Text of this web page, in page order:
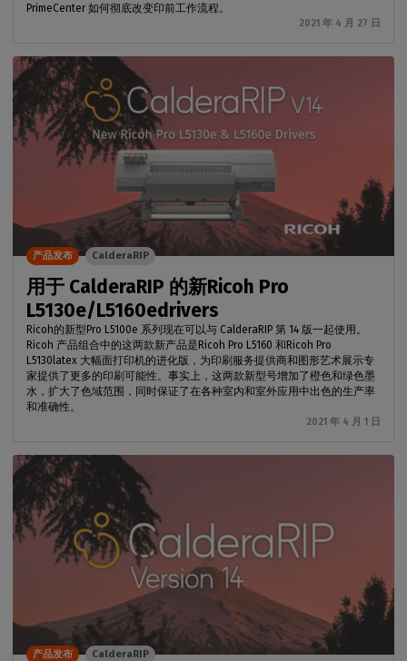
PrimeCenter 如何彻底改变印前工作流程。
2021 年 4 月 27 日
用于 CalderaRIP 的新Ricoh Pro
L5130e/L5160edrivers
Ricoh的新型Pro L5100e 系列现在可以与 CalderaRIP 第 14 版一起使用。
Ricoh 产品组合中的这两款新产品是Ricoh Pro L5160 和Ricoh Pro
L5130latex 大幅面打印机的进化版，为印刷服务提供商和图形艺术展示专
家提供了更多的印刷可能性。事实上，这两款新型号增加了橙色和绿色墨
水，扩大了色域范围，同时保证了在各种室内和室外应用中出色的生产率
和准确性。
2021 年 4 月 1 日
产品发布 CalderaRIP
产品发布 CalderaRIP